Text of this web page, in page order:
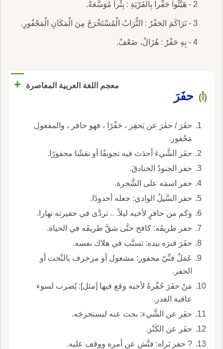
2 - هَيَّئُوا حَفْراً بِالقَرْيَةِ : بِئْراً مُوَسَّعَةً.
3 - تَرَاكَمَ الحَفْرُ : التُّرَابُ الْمُسْتَخْرَجُ مِنَ الْمَكَانِ الْمَحْفُورِ.
4 - بِهِ حَفْرٌ : هُزَالٌ، ضَعْفٌ.
معجم اللغة العربية المعاصرة +
(أ) حفَرَ
حفَرَ / حفَرَ عن يَحفِر ، حَفْرًا ، فهو حافر ، والمفعول
مَحْفور.
حفَر الشَّيءَ أحدَث فيه تجويفًا أو نقشًا محفورًا.
حفر الجنودُ الخنادقَ.
حفر اسمَه على الشَّجرة.
حفر السَّيلُ الوادي: جعله أخدودًا.
وكم من حافرٍ لأخيه ليلاً. .. تردَّى في حفيرته نهارا.
حفر طريقَه: كافح حتَّى شقَّ طريقَه في الحياة.
حفَرَ قبرَه بيده: تسبَّب في هلاك نفسه.
عَمَلٌ فنِّيّ محفور: مشغول أو مزخرف بالنَّحت أو
الحفر.
مَنْ حفَرَ حُفْرةً لأخيه وقع فيها [مثل]: يُضرب لسوء
عاقبة الغدر.
حفَر عن الشَّيء: بحث عنه ليستخرجَه.
حفَر عن الكَنْز.
? حفر ثراه: فتَّش عن أمره ووقف عليه.